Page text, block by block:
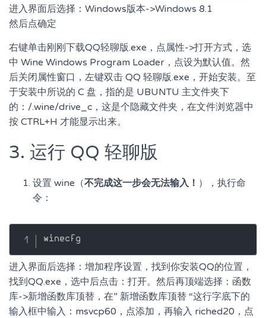
进入界面后选择：Windows版本->Windows 8.1
然后点确定
右键单击刚刚下载QQ轻聊版.exe，点属性->打开方式，选
中 Wine Windows Program Loader，点设为默认值。然
后关闭属性窗口，左键双击 QQ 轻聊版.exe，开始安装。至
于安装中所说的 C 盘，指的是 UBUNTU 主文件夹下
的：/.wine/drive_c，这是个隐藏文件夹，在文件浏览器中
按 CTRL+H 才能显示出来。
3. 运行 QQ 轻聊版
设置 wine（不完成这一步会无法输入！ ），执行命
令：
进入界面后选择：增加程序设置，找到你安装QQ的位置，
找到QQ.exe，选中后点击：打开。然后再顶端选择：函数
库->新增函数库顶替，在” 新增函数库顶替 “这行字底下的
输入框中输入：msvcp60，点添加，再输入 riched20，点